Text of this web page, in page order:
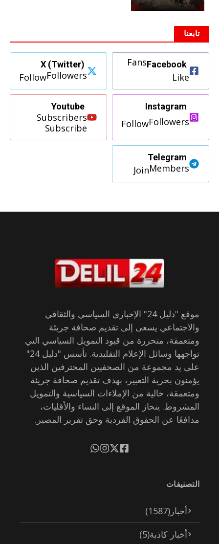
تابعنا
Facebook
Fans
Like
X (Twitter)
Followers
Follow
Instagram
Followers
Follow
Youtube
Subscribers
Subscribe
Telegram
Members
Join
موقع "دليل 24" الإخباري السياسي والثقافي
والاجتماعي يسعى إلى تقديم صحافة جريئة
ومتعمقة، متحررة من قيود التمويل السياسي التي
تواجهها وسائل الإعلام التقليدية. تأسس "دليل 24"
على يد مجموعة من الصحفيين المحترفين الذين
يؤمنون بحرية التعبير، بهدف تقديم صحافة جريئة
ومتعمقة، خالية من الإملاءات السياسية والتمويل
المشروط. ينحاز الموقع إلى النساء والأقليات،
مدافعًا عن الحقوق الفردية وحق تقرير المصير.
التصنيفات
أخبار (1587)
أخبار كاذبة(5)